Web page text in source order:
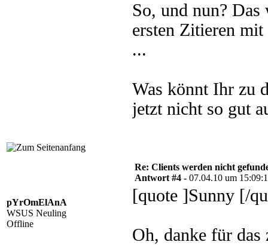
So, und nun?
ersten Zitieren
...
Was könnt Ihr zu
jetzt nicht so gut
pYrOmElAnA
WSUS Neuling
Offline
Re: Clients werden nicht
Antwort #4 - 07.04.10 um
[quote ]Sunny [/
Oh, danke für